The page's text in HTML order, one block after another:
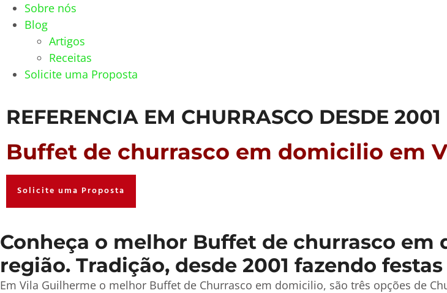
Sobre nós
Blog
Artigos
Receitas
Solicite uma Proposta
REFERENCIA EM CHURRASCO DESDE 2001
Buffet de churrasco em domicilio em
Solicite uma Proposta
Conheça o melhor Buffet de churrasco
região. Tradição, desde 2001 fazendo
Em Vila Guilherme o melhor Buffet de Churrasco em domicilio, são três opções de